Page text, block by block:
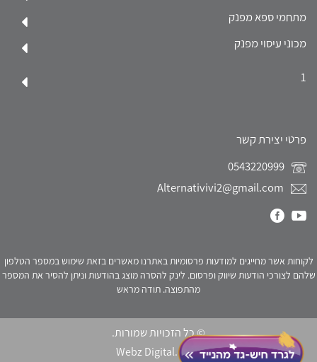
מתחמי ספא מפנק
מכוני עיסוי מפנק
1
פרטי יצירת קשר
Alternativivi2@gmail.com
לקוחות אשר מחייגים למודעות פרסומיות באתרנו מאשרים בזאת שימוש במספר הטלפון
שלהם לצורכי הודעות שיווק ופרסום. לינק להסרה מוצג בהודעות וניתן להסיר את המספר
מהתפוצה. תודה מראש
© כל הזכויות שמורות.
Webz Digital.click